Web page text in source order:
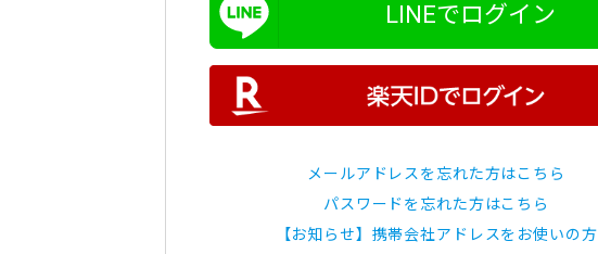
LINEでログイン
メールアドレスを忘れた方はこちら
パスワードを忘れた方はこちら
【お知らせ】携帯会社アドレスをお使いの方